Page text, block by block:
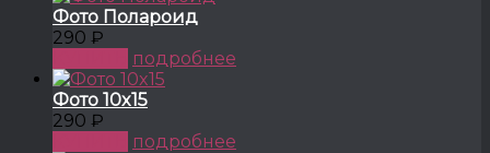
Фото Полароид
290 ₽
подробнее
Фото 10x15
290 ₽
подробнее